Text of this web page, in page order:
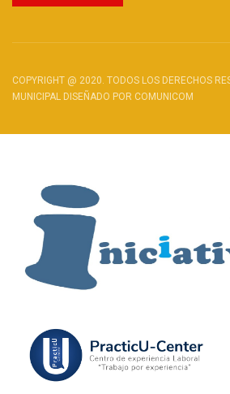
COPYRIGHT @ 2020. TODOS LOS DERECHOS
MUNICIPAL DISEÑADO POR COMUNICOM